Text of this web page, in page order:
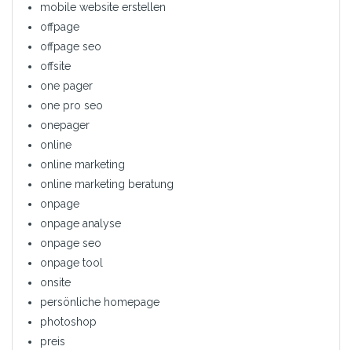
mobile website erstellen
offpage
offpage seo
offsite
one pager
one pro seo
onepager
online
online marketing
online marketing beratung
onpage
onpage analyse
onpage seo
onpage tool
onsite
persönliche homepage
photoshop
preis